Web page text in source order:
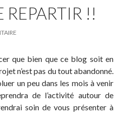
REPARTIR !!
que bien que ce blog soit en
n’est pas du tout abandonné.
un peu dans les mois à venir
de l’activité autour de
soin de vous présenter à